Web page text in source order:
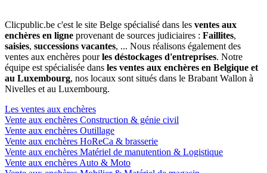
Clicpublic.be c'est le site Belge spécialisé dans les ventes aux
enchères en ligne provenant de sources judiciaires : Faillites,
saisies, successions vacantes, ... Nous réalisons également des
ventes aux enchères pourles déstockages d'entreprises. Notre
équipe est spécialisée dans les ventes aux enchères en Belgique et
au Luxembourg, nos locaux sont situés dans le Brabant Wallon à
Nivelles et au Luxembourg.
Les ventes aux enchères
Vente aux enchères Construction & génie civil
Vente aux enchères Outillage
Vente aux enchères HoReCa & brasserie
Vente aux enchères Matériel de manutention & Logistique
Vente aux enchères Auto & Moto